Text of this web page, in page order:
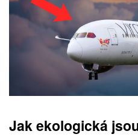
Jak ekologická